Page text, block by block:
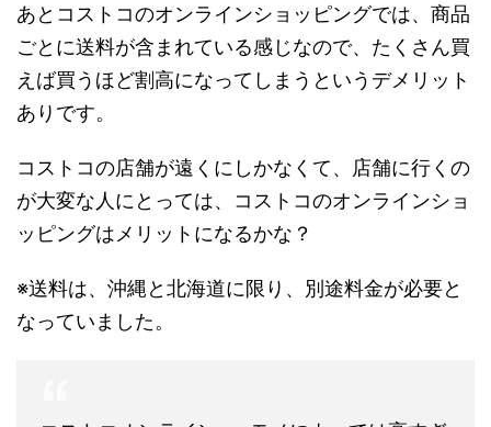
あとコストコのオンラインショッピングでは、商品
ごとに送料が含まれている感じなので、たくさん買
えば買うほど割高になってしまうというデメリット
ありです。
コストコの店舗が遠くにしかなくて、店舗に行くの
が大変な人にとっては、コストコのオンラインショ
ッピングはメリットになるかな？
※送料は、沖縄と北海道に限り、別途料金が必要と
なっていました。